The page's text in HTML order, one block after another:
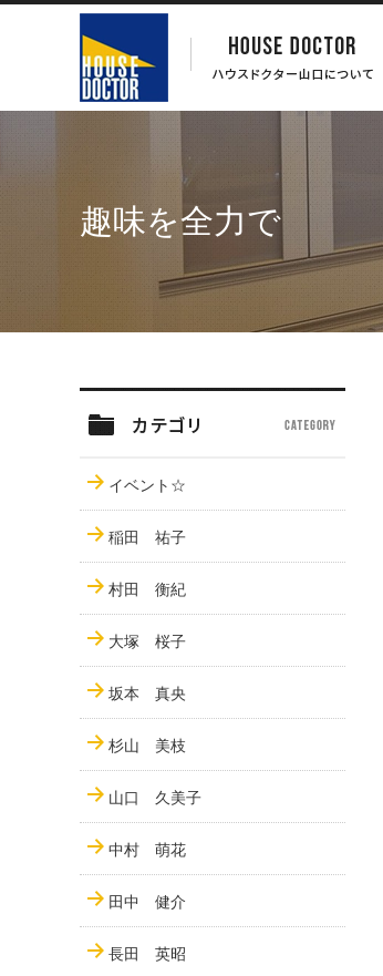
趣味を全力で
イベント☆
稲田 祐子
村田 衡紀
大塚 桜子
坂本 真央
杉山 美枝
山口 久美子
中村 萌花
田中 健介
長田 英昭